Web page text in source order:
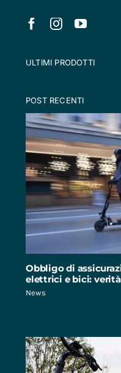
ULTIMI PRODOTTI
POST RECENTI
Obbligo di
elettrici e bici:
News